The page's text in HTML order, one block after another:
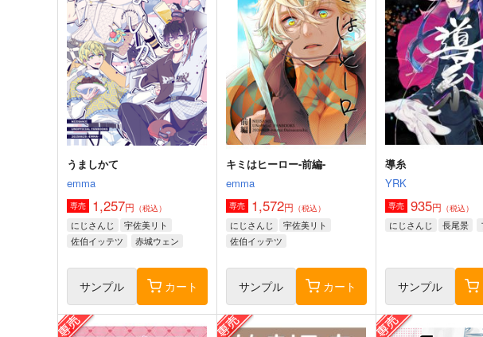
うましかて
emma
専売 1,257円 （税込）
にじさんじ
宇佐美リト
佐伯イッテツ
赤城ウェン
サンプル カート
キミはヒーロー-前編-
emma
専売 1,572円 （税込）
にじさんじ
宇佐美リト
佐伯イッテツ
サンプル カート
導糸
YRK
専売 935円 （税込）
にじさんじ 長尾景
サンプル